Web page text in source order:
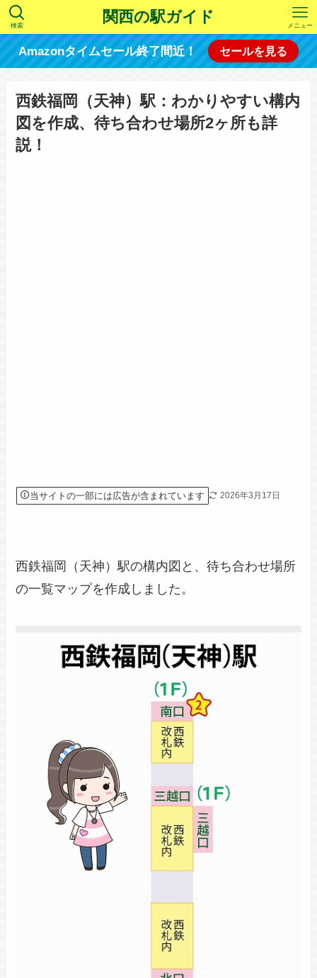
関西の駅ガイド
検索 メニュー
Amazonタイムセール終了間近！ セールを見る
西鉄福岡（天神）駅：わかりやすい構内
図を作成、待ち合わせ場所2ヶ所も詳
説！
当サイトの一部には広告が含まれています 2026年3月17日
西鉄福岡（天神）駅の構内図と、待ち合わせ場所
の一覧マップを作成しました。